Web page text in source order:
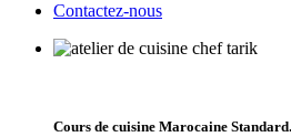
Contactez-nous
Cours de cuisine Marocaine Standard.